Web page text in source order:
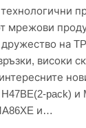
мрежови
на
високи
pack) и
и…